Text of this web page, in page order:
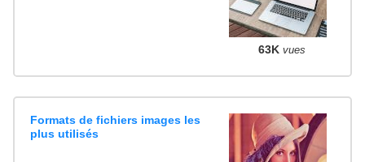
63K vues
Formats de fichiers images les
plus utilisés